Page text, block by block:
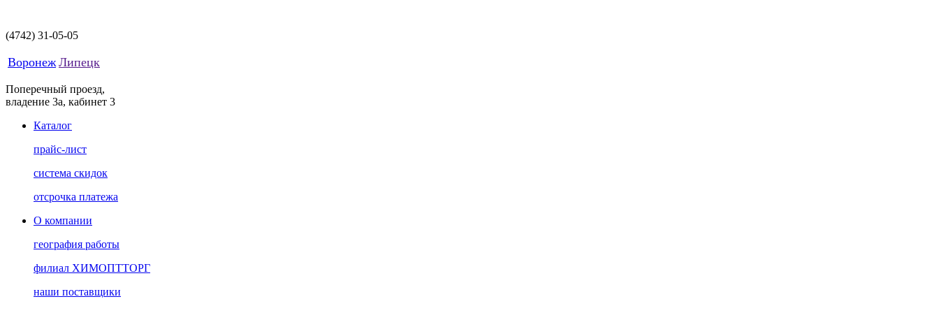
(4742) 31-05-05
Воронеж Липецк
Поперечный проезд,
владение 3а, кабинет 3
Каталог
прайс-лист
система скидок
отсрочка платежа
О компании
география работы
филиал ХИМОПТТОРГ
наши поставщики